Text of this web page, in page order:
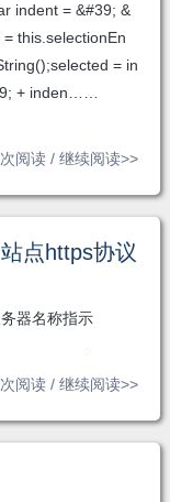
indent = &#39; &
this.selectionEn
= in
+ inden……
阅读 /继续阅读>>
点https协议
器名称指示
阅读 /继续阅读>>